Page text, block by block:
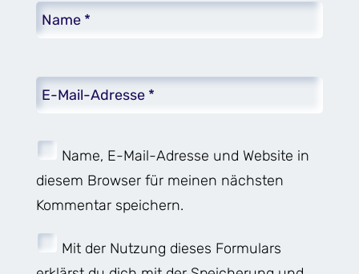
Name, E-Mail-Adresse und Website in
diesem Browser für meinen nächsten
Kommentar speichern.
Mit der Nutzung dieses Formulars